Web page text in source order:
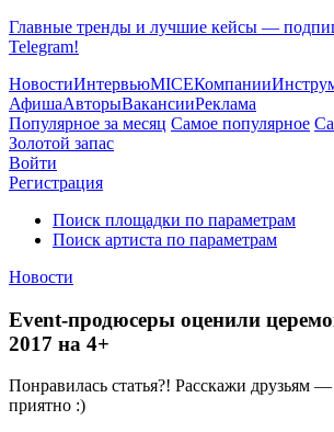
Главные тренды и лучшие кейсы —
Telegram!
НовостиИнтервьюMICEКомпании
АфишаАвторыВакансииРеклама
Популярное за месяц Самое популярное
Золотой запас
Войти
Регистрация
Поиск площадки по параметрам
Поиск артиста по параметрам
Новости
Event-продюсеры оценили
2017 на 4+
Понравилась статья?! Расскажи друзьям
приятно :)